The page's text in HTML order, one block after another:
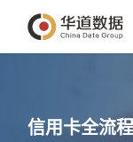
信用卡全流